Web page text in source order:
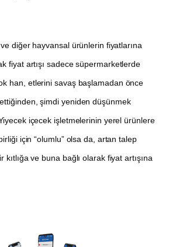
diğer hayvansal ürünlerin fiyatlarına
fiyat artışı sadece süpermarketlerde
han, etlerini savaş başlamadan önce
şimdi yeniden düşünmek
içecek işletmelerinin yerel ürünlere
için “olumlu” olsa da, artan talep
kıtlığa ve buna bağlı olarak fiyat artışına